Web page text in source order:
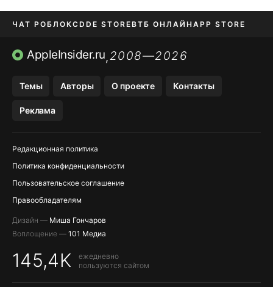
ЧАТ РОБЛОКСDDE STOREВТБ ОНЛАЙН APP STORE
OZON БАНК KAKAOTALK И BIP
AppleInsider.ru,2008—2026
Темы Авторы О проекте Контакты
Реклама
Редакционная политика
Политика конфиденциальности
Пользовательское соглашение
Правообладателям
Дизайн — Миша Гончаров
Воплощение — 101 Медиа
145,4K
ежедневно
пользуются сайтом